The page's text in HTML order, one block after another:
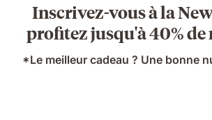
Inscrivez-vous à la
profitez jusqu'à 40%
*Le meilleur cadeau ? Une bonne